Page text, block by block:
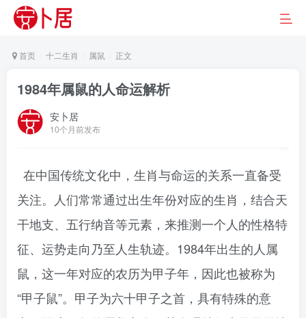
首页 十二生肖 属鼠 正文
1984年属鼠的人命运解析
安卜居
10个月前发布
在中国传统文化中，生肖与命运的关系一直备受
关注。人们常常通过出生年份对应的生肖，结合天
干地支、五行纳音等元素，来推测一个人的性格特
征、运势走向乃至人生轨迹。1984年出生的人属
鼠，这一年对应的农历为甲子年，因此也被称为
“甲子鼠”。甲子为六十甲子之首，具有特殊的意